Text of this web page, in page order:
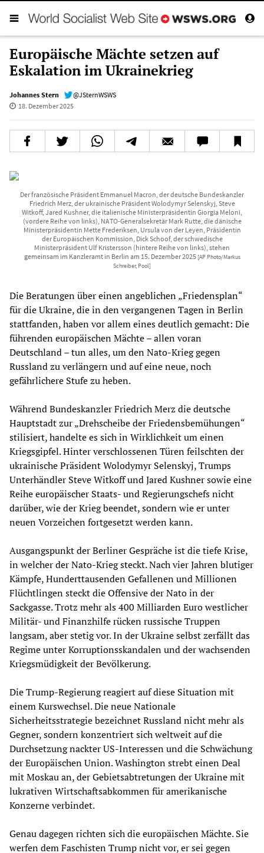
Europäische Mächte setzen auf
Eskalation im Ukrainekrieg
Johannes Stern
@JSternWSWS
18. Dezember 2025
Der französische Präsident Emmanuel Macron, der deutsche Bundeskanzler
Friedrich Merz, der ukrainische Präsident Wolodymyr Selenskyj, Steve
Witkoff, Jared Kushner, die italienische Ministerpräsidentin Giorgia Meloni,
(vordere Reihe von links), NATO-Generalsekretär Mark Rutte, die dänische
Ministerpräsidentin Mette Frederiksen, Ursula von der Leyen, Präsidentin
der Europäischen Kommission, Dick Schoof, der schwedische
Ministerpräsident Ulf Kristersson (hintere Reihe von links), stehen
gemeinsam im Kanzleramt in Berlin am 15. Dezember 2025 [AP Photo/Markus
Schreiber, Pool]
Die Beratungen über einen angeblichen „Friedensplan“
für die Ukraine, die in den vergangenen Tagen in Berlin
stattfanden, haben vor allem eines deutlich gemacht: Die
führenden europäischen Mächte – allen voran
Deutschland – tun alles, um den Nato-Krieg gegen
Russland zu verlängern und auf eine neue, noch
gefährlichere Stufe zu heben.
Während Bundeskanzler Friedrich Merz die deutsche
Hauptstadt zur „Drehscheibe der Friedensbemühungen“
stilisiert, handelte es sich in Wirklichkeit um einen
Kriegsgipfel. Hinter verschlossenen Türen feilschten der
ukrainische Präsident Wolodymyr Selenskyj, Trumps
Unterhändler Steve Witkoff und Jared Kushner sowie eine
Reihe europäischer Staats- und Regierungschefs nicht
darüber, wie der Krieg beendet, sondern wie er unter
neuen Vorzeichen fortgesetzt werden kann.
Ausgangspunkt der Berliner Gespräche ist die tiefe Krise,
in welcher der Nato-Krieg steckt. Nach vier Jahren blutiger
Kämpfe, Hunderttausenden Gefallenen und Millionen
Flüchtlingen steckt die Offensive der Nato in der
Sackgasse. Trotz mehr als 400 Milliarden Euro westlicher
Militär- und Finanzhilfe rücken russische Truppen
langsam, aber stetig vor. In der Ukraine selbst zerfällt das
Regime unter Korruptionsskandalen und der wachsenden
Kriegsmüdigkeit der Bevölkerung.
Die Trump-Regierung reagiert auf diese Situation mit
einem Kurswechsel. Die neue Nationale
Sicherheitsstrategie bezeichnet Russland nicht mehr als
Gegner, sondern konzentriert sich weltweit auf die
Durchsetzung nackter US-Interessen und die Schwächung
der Europäischen Union. Washington strebt einen Deal
mit Moskau an, der Gebietsabtretungen der Ukraine mit
lukrativen Wirtschaftsabkommen für amerikanische
Konzerne verbindet.
Genau dagegen richten sich die europäischen Mächte. Sie
werfen dem Faschisten Trump nicht vor, er sei gegen